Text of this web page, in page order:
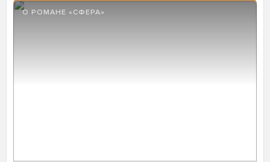
О РОМАНЕ «СФЕРА»